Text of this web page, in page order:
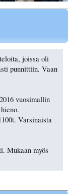
joissa oli
punnittiin. Vaan
vuosimallin
Varsinaista
Mukaan myös